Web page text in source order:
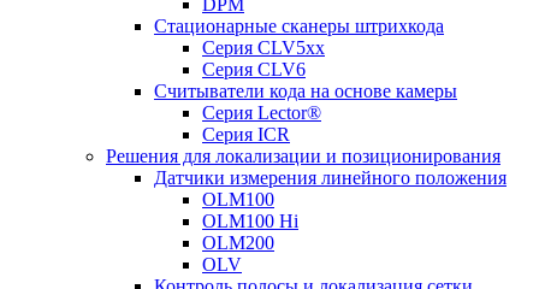
DPM
Стационарные сканеры штрихкода
Серия CLV5xx
Серия CLV6
Считыватели кода на основе камеры
Серия Lector®
Серия ICR
Решения для локализации и позиционирования
Датчики измерения линейного положения
OLM100
OLM100 Hi
OLM200
OLV